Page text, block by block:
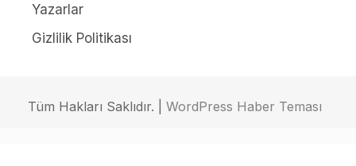
Yazarlar
Gizlilik Politikası
Tüm Hakları Saklıdır. | WordPress Haber Teması